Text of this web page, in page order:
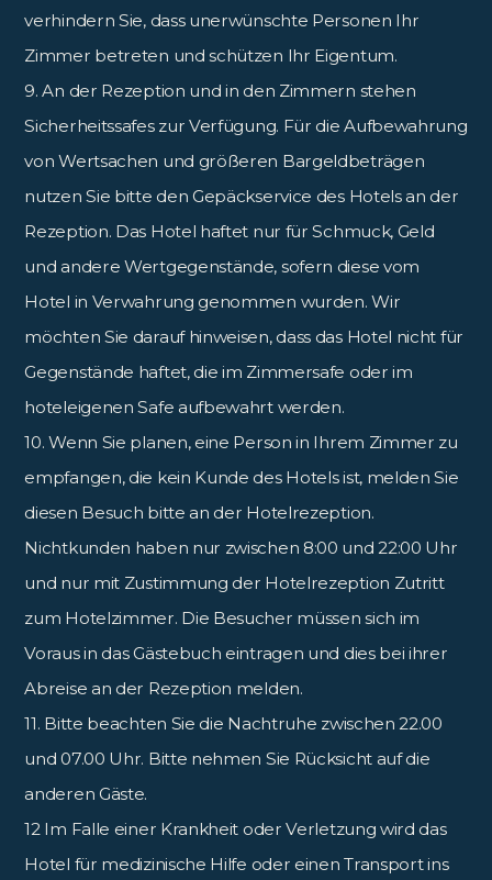
verhindern Sie, dass unerwünschte Personen Ihr
Zimmer betreten und schützen Ihr Eigentum.
9. An der Rezeption und in den Zimmern stehen
Sicherheitssafes zur Verfügung. Für die Aufbewahrung
von Wertsachen und größeren Bargeldbeträgen
nutzen Sie bitte den Gepäckservice des Hotels an der
Rezeption. Das Hotel haftet nur für Schmuck, Geld
und andere Wertgegenstände, sofern diese vom
Hotel in Verwahrung genommen wurden. Wir
möchten Sie darauf hinweisen, dass das Hotel nicht für
Gegenstände haftet, die im Zimmersafe oder im
hoteleigenen Safe aufbewahrt werden.
10. Wenn Sie planen, eine Person in Ihrem Zimmer zu
empfangen, die kein Kunde des Hotels ist, melden Sie
diesen Besuch bitte an der Hotelrezeption.
Nichtkunden haben nur zwischen 8:00 und 22:00 Uhr
und nur mit Zustimmung der Hotelrezeption Zutritt
zum Hotelzimmer. Die Besucher müssen sich im
Voraus in das Gästebuch eintragen und dies bei ihrer
Abreise an der Rezeption melden.
11. Bitte beachten Sie die Nachtruhe zwischen 22.00
und 07.00 Uhr. Bitte nehmen Sie Rücksicht auf die
anderen Gäste.
12 Im Falle einer Krankheit oder Verletzung wird das
Hotel für medizinische Hilfe oder einen Transport ins